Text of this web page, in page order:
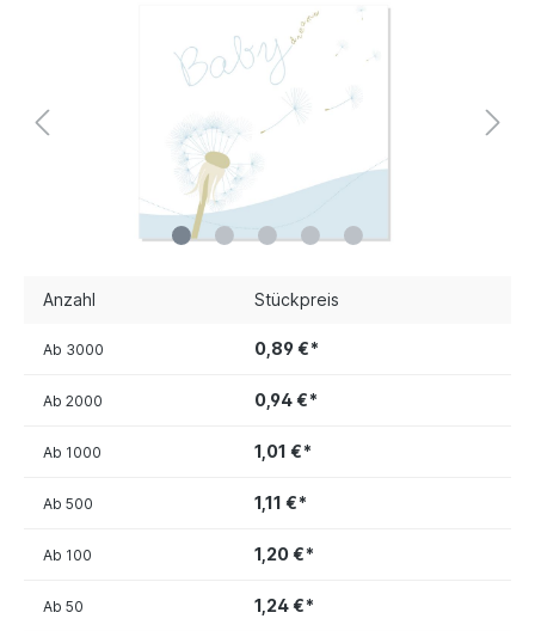
Anzahl Stückpreis
Ab 50 1,24 €*
Ab 100 1,20 €*
Ab 500 1,11 €*
Ab 1000 1,01 €*
Ab 2000 0,94 €*
Ab 3000 0,89 €*